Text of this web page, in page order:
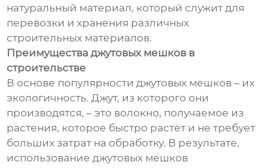
натуральный материал, который служит для
перевозки и хранения различных
строительных материалов.
Преимущества джутовых мешков в
строительстве
В основе популярности джутовых мешков – их
экологичность. Джут, из которого они
производятся, – это волокно, получаемое из
растения, которое быстро растёт и не требует
больших затрат на обработку. В результате,
использование джутовых мешков